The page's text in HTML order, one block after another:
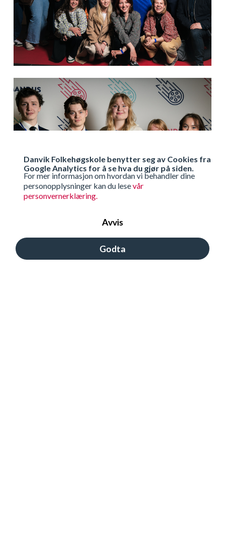
Danvik Folkehøgskole benytter seg av Cookies fra
Google Analytics for å se hva du gjør på siden.
For mer informasjon om hvordan vi behandler dine
personopplysninger kan du lesevår
personvernerklæring.
Avvis
Godta